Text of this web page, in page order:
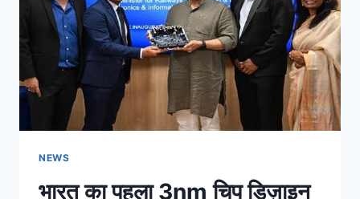
NEWS
भारत का पहला 3nm चिप डिज़ाइन